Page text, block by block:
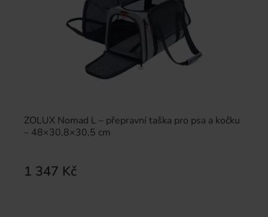
ZOLUX Nomad L – přepravní taška pro psa a kočku
– 48×30,8×30,5 cm
1 347 Kč